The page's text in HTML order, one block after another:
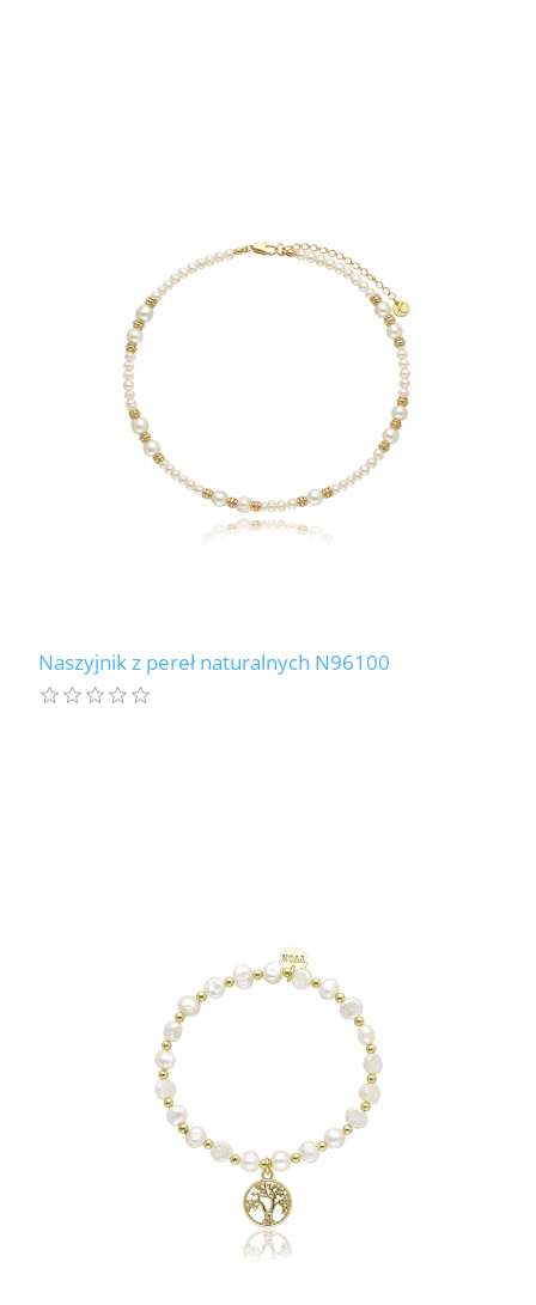
Naszyjnik z pereł naturalnych N96100